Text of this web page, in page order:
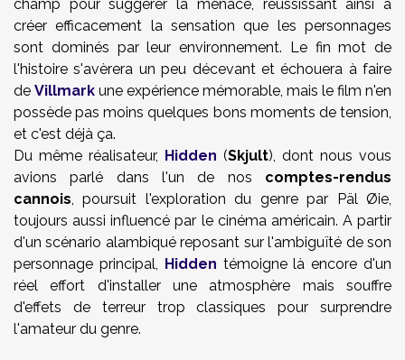
champ pour suggérer la menace, réussissant ainsi à
créer efficacement la sensation que les personnages
sont dominés par leur environnement. Le fin mot de
l'histoire s'avèrera un peu décevant et échouera à faire
de Villmark une expérience mémorable, mais le film n'en
possède pas moins quelques bons moments de tension,
et c'est déjà ça.
Du même réalisateur, Hidden (Skjult), dont nous vous
avions parlé dans l'un de nos comptes-rendus
cannois, poursuit l'exploration du genre par Päl Øie,
toujours aussi influencé par le cinéma américain. A partir
d'un scénario alambiqué reposant sur l'ambiguïté de son
personnage principal, Hidden témoigne là encore d'un
réel effort d'installer une atmosphère mais souffre
d'effets de terreur trop classiques pour surprendre
l'amateur du genre.